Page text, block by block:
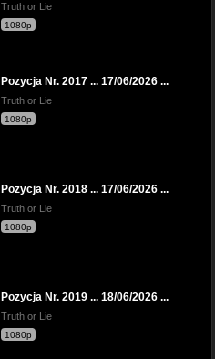
Truth or Lie
1080p
Pozycja Nr. 2017 ... 17/06/2026 ...
Truth or Lie
1080p
Pozycja Nr. 2018 ... 17/06/2026 ...
Truth or Lie
1080p
Pozycja Nr. 2019 ... 18/06/2026 ...
Truth or Lie
1080p